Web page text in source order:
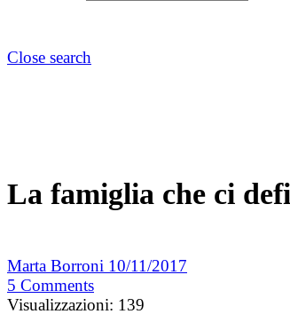
Close search
La famiglia che ci
Marta Borroni 10/11/2017
5 Comments
Visualizzazioni: 139